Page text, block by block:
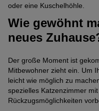
oder eine Kuschelhöhle.
Wie gewöhnt
neues
Der große Moment ist
Mitbewohner zieht ein. Um
leicht wie möglich zu
spezielles Katzenzimmer
Rückzugsmöglichkeiten